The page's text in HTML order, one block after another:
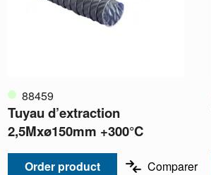
88459
Tuyau d’extraction
2,5Mxø150mm +300°C
Order product Comparer